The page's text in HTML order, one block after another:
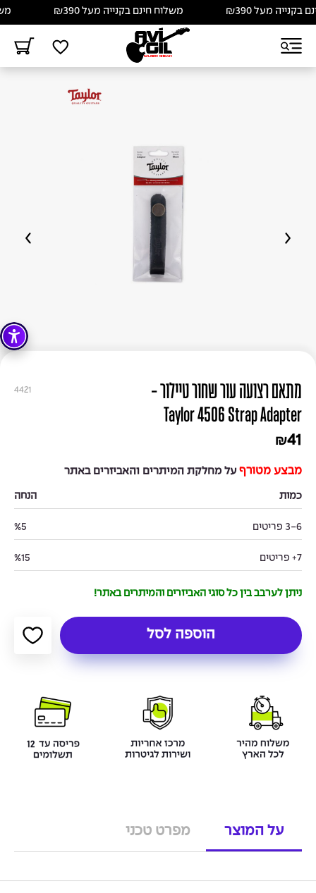
מעל ₪390 משלוח חינם בקנייה מעל ₪390
4421
מתאם רצועה עור שחור טיילור -
Taylor 4506 Strap Adapter
₪41
מבצע מטורף על מחלקת המיתרים והאביזרים באתר
כמות הנחה
3-6 פריטים %5
7+ פריטים %15
ניתן לערבב בין כל סוגי האביזרים והמיתרים באתר!
הוספה לסל
על המוצר מפרט טכני